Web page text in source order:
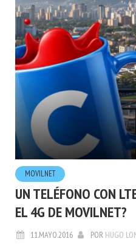
MOVILNET
UN TELÉFONO CON
EL 4G DE MOVILNET?
11.MAYO.2016 POR HUGO